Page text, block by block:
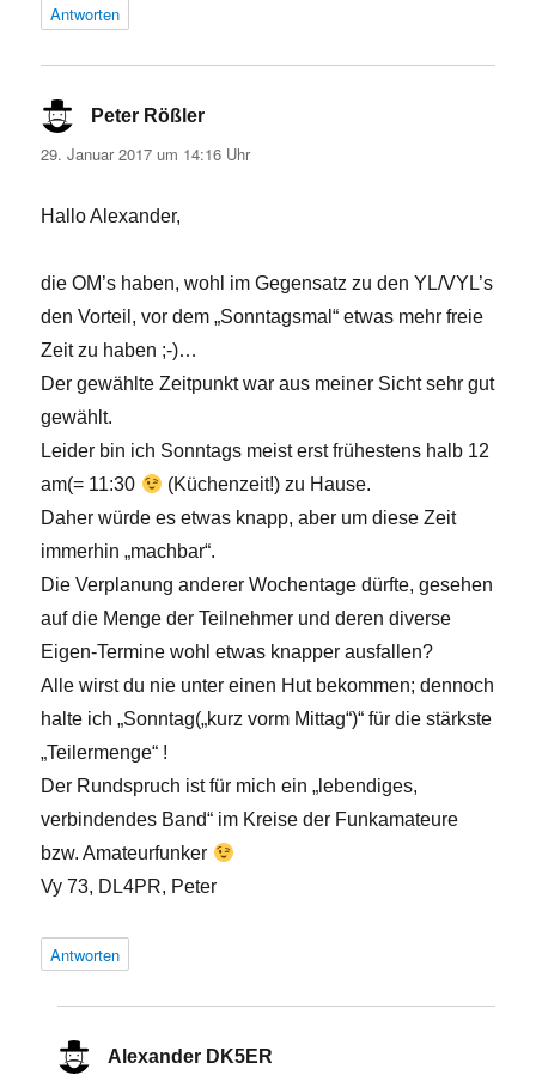
Antworten
Peter Rößler
29. Januar 2017 um 14:16 Uhr
Hallo Alexander,
die OM’s haben, wohl im Gegensatz zu den YL/VYL’s
den Vorteil, vor dem „Sonntagsmal“ etwas mehr freie
Zeit zu haben ;-)…
Der gewählte Zeitpunkt war aus meiner Sicht sehr gut
gewählt.
Leider bin ich Sonntags meist erst frühestens halb 12
am(= 11:30
(Küchenzeit!) zu Hause.
Daher würde es etwas knapp, aber um diese Zeit
immerhin „machbar“.
Die Verplanung anderer Wochentage dürfte, gesehen
auf die Menge der Teilnehmer und deren diverse
Eigen-Termine wohl etwas knapper ausfallen?
Alle wirst du nie unter einen Hut bekommen; dennoch
halte ich „Sonntag(„kurz vorm Mittag“)“ für die stärkste
„Teilermenge“ !
Der Rundspruch ist für mich ein „lebendiges,
verbindendes Band“ im Kreise der Funkamateure
bzw. Amateurfunker
Vy 73, DL4PR, Peter
Antworten
Alexander DK5ER